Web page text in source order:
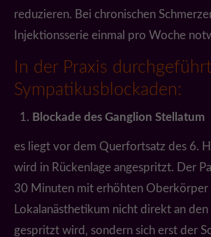
reduzieren. Bei chronischen
Injektionsserie einmal pro Woche
In der Praxis
Sympatikusblockaden:
Blockade des Ganglion Stellatum
es liegt vor dem Querfortsatz des 6.
wird in Rückenlage angespritzt. Der
30 Minuten mit erhöhten Oberkörper
Lokalanästhetikum nicht direkt an
gespritzt wird‚ sondern sich erst der